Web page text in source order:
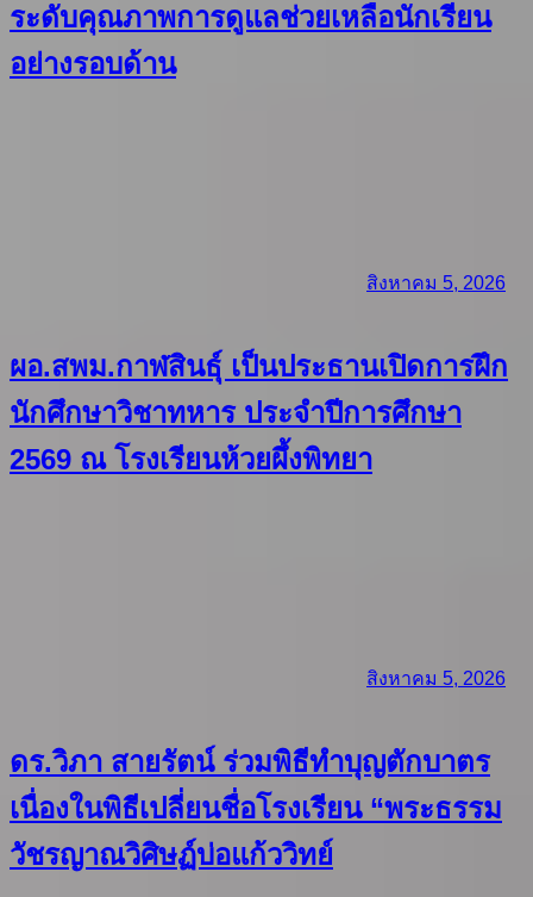
ระดับคุณภาพการดูแลช่วยเหลือนักเรียน
อย่างรอบด้าน
สิงหาคม 5, 2026
ผอ.สพม.กาฬสินธุ์ เป็นประธานเปิดการฝึก
นักศึกษาวิชาทหาร ประจำปีการศึกษา
2569 ณ โรงเรียนห้วยผึ้งพิทยา
สิงหาคม 5, 2026
ดร.วิภา สายรัตน์ ร่วมพิธีทำบุญตักบาตร
เนื่องในพิธีเปลี่ยนชื่อโรงเรียน “พระธรรม
วัชรญาณวิศิษฏ์บ่อแก้ววิทย์